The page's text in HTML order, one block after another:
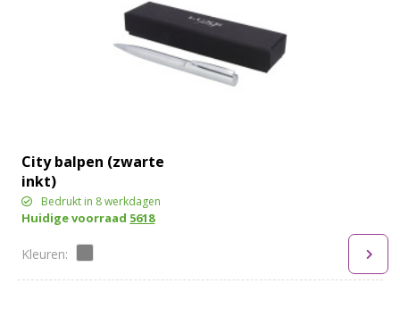
City balpen (zwarte
inkt)
Bedrukt in 8 werkdagen
Huidige voorraad 5618